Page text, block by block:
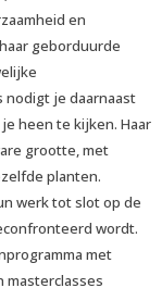
en
geborduurde
nodigt je daarnaast
heen te kijken. Haar
grootte, met
planten.
werk tot slot op de
wordt.
met
masterclasses